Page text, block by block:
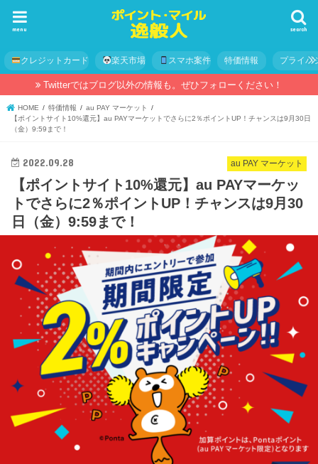
search
menu
クレジットカード 楽天市場 スマホ案件 特価情報 プライバ
Twitterではブログ以外の情報も。ぜひフォローください！
HOME 特価情報
au PAY マーケット
【ポイントサイト10%還元】au PAYマーケットでさらに2％ポイントUP！チャンスは9月30日
（金）9:59まで！
au PAY マーケット
2022.09.28
【ポイントサイト10%還元】au PAYマーケッ
トでさらに2％ポイントUP！チャンスは9月30
日（金）9:59まで！